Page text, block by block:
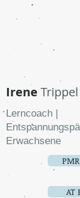
Irene Trippel
Lerncoach |
Erwachsene
AT